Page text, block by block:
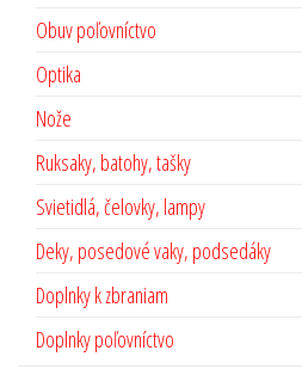
Obuv poľovníctvo
Optika
Nože
Ruksaky, batohy, tašky
Svietidlá, čelovky, lampy
Deky, posedové vaky, podsedáky
Doplnky k zbraniam
Doplnky poľovníctvo